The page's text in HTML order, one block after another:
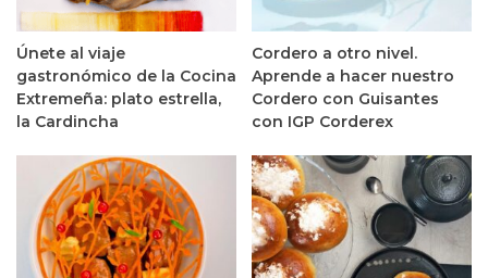
Únete al viaje
gastronómico de la Cocina
Extremeña: plato estrella,
la Cardincha
Cordero a otro nivel.
Aprende a hacer nuestro
Cordero con Guisantes
con IGP Corderex